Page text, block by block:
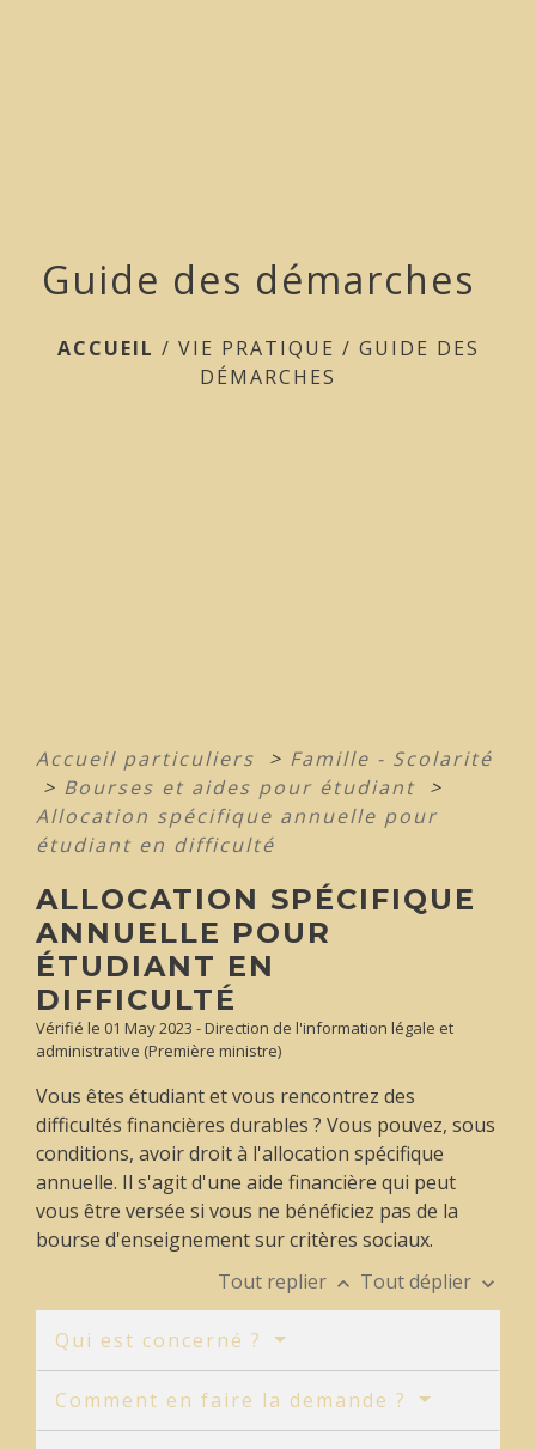
Guide des démarches
ACCUEIL / VIE PRATIQUE / GUIDE DES
DÉMARCHES
Accueil particuliers > Famille - Scolarité
> Bourses et aides pour étudiant >
Allocation spécifique annuelle pour
étudiant en difficulté
ALLOCATION SPÉCIFIQUE
ANNUELLE POUR
ÉTUDIANT EN
DIFFICULTÉ
Vérifié le 01 May 2023 - Direction de l'information légale et
administrative (Première ministre)
Vous êtes étudiant et vous rencontrez des
difficultés financières durables ? Vous pouvez, sous
conditions, avoir droit à l'allocation spécifique
annuelle. Il s'agit d'une aide financière qui peut
vous être versée si vous ne bénéficiez pas de la
bourse d'enseignement sur critères sociaux.
Tout replier keyboard_arrow_up Tout déplier keyboard_arrow_down
Qui est concerné ?
Comment en faire la demande ?